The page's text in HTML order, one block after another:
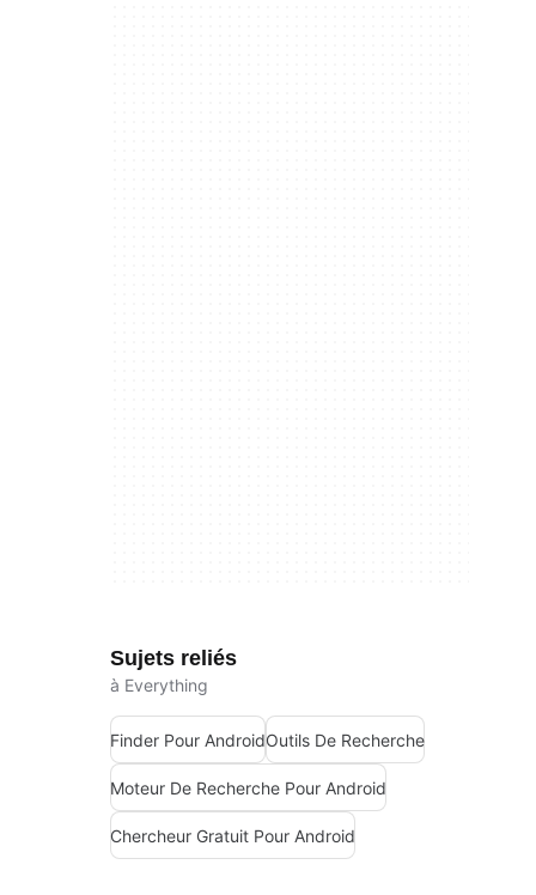
Sujets reliés
à Everything
Finder Pour AndroidOutils De Recherche
Moteur De Recherche Pour Android
Chercheur Gratuit Pour Android